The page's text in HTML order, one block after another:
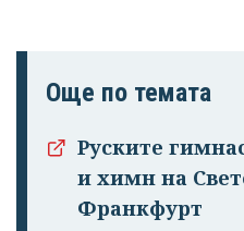
Още по темата
Руските
и химн на
Франкфурт